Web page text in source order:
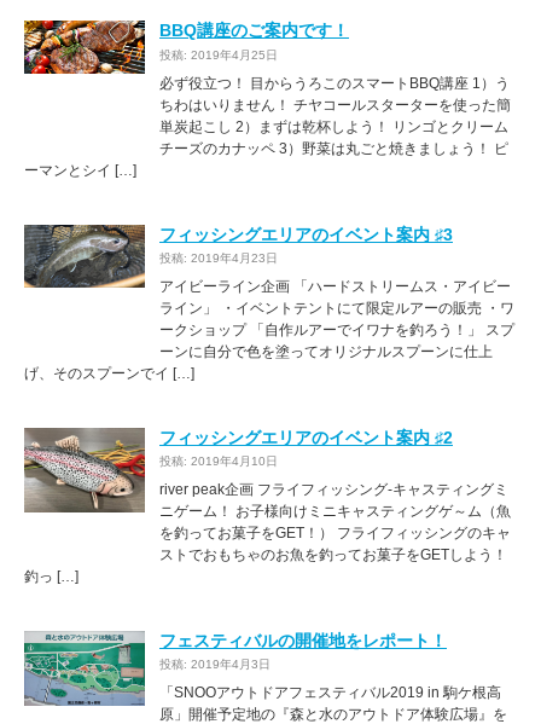
BBQ講座のご案内です！
投稿: 2019年4月25日
必ず役立つ！ 目からうろこのスマートBBQ講座 1）う
ちわはいりません！ チヤコールスターターを使った簡
単炭起こし 2）まずは乾杯しよう！ リンゴとクリーム
チーズのカナッペ 3）野菜は丸ごと焼きましょう！ ピ
ーマンとシイ […]
フィッシングエリアのイベント案内 ♯3
投稿: 2019年4月23日
アイビーライン企画 「ハードストリームス・アイビー
ライン」 ・イベントテントにて限定ルアーの販売 ・ワ
ークショップ 「自作ルアーでイワナを釣ろう！」 スプ
ーンに自分で色を塗ってオリジナルスプーンに仕上
げ、そのスプーンでイ […]
フィッシングエリアのイベント案内 ♯2
投稿: 2019年4月10日
river peak企画 フライフィッシング-キャスティングミ
ニゲーム！ お子様向けミニキャスティングゲ～ム（魚
を釣ってお菓子をGET！） フライフィッシングのキャ
ストでおもちゃのお魚を釣ってお菓子をGETしよう！
釣っ […]
フェスティバルの開催地をレポート！
投稿: 2019年4月3日
「SNOOアウトドアフェスティバル2019 in 駒ケ根高
原」開催予定地の『森と水のアウトドア体験広場』を